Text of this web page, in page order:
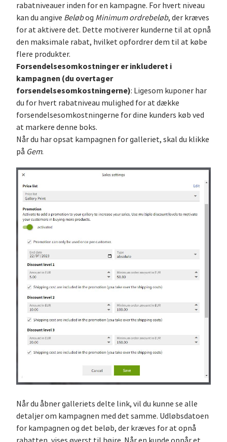
rabatniveauer inden for en kampagne. For hvert niveau
kan du angive Beløbog Minimum ordrebeløb, der kræves
for at aktivere det. Dette motiverer kunderne til at opnå
den maksimale rabat, hvilket opfordrer dem til at købe
flere produkter.
Forsendelsesomkostninger er inkluderet i
kampagnen (du overtager
forsendelsesomkostningerne): Ligesom kuponer har
du for hvert rabatniveau mulighed for at dække
forsendelsesomkostningerne for dine kunders køb ved
at markere denne boks.
Når du har opsat kampagnen for galleriet, skal du klikke
på Gem.
Når du åbner galleriets delte link, vil du kunne se alle
detaljer om kampagnen med det samme. Udløbsdatoen
for kampagnen og det beløb, der kræves for at opnå